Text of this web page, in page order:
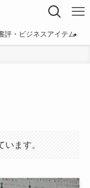
評・ビジネスアイテム
ます。